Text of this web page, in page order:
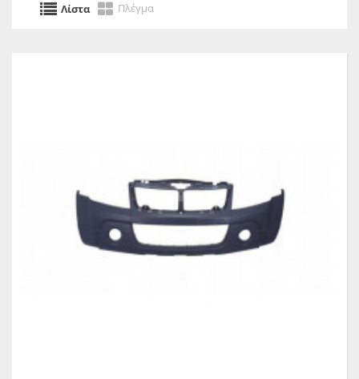
Λίστα Πλέγμα